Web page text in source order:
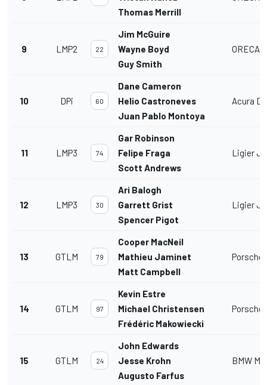
Thomas Merrill
9 LMP2 22
Jim McGuire
Wayne Boyd
Guy Smith
ORECA
10 DPi 60
Dane Cameron
Helio Castroneves
Juan Pablo Montoya
Acura
11 LMP3 74
Gar Robinson
Felipe Fraga
Scott Andrews
Ligier
12 LMP3 30
Ari Balogh
Garrett Grist
Spencer Pigot
Ligier
13 GTLM 79
Cooper MacNeil
Mathieu Jaminet
Matt Campbell
Porsche
14 GTLM 97
Kevin Estre
Michael Christensen
Frédéric Makowiecki
Porsche
15 GTLM 24
John Edwards
Jesse Krohn
Augusto Farfus
BMW